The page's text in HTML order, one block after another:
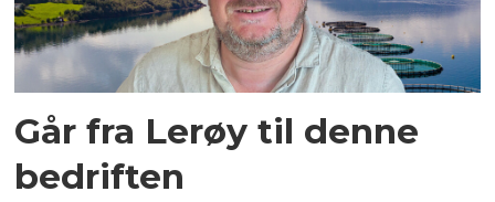
Går fra Lerøy til denne
bedriften